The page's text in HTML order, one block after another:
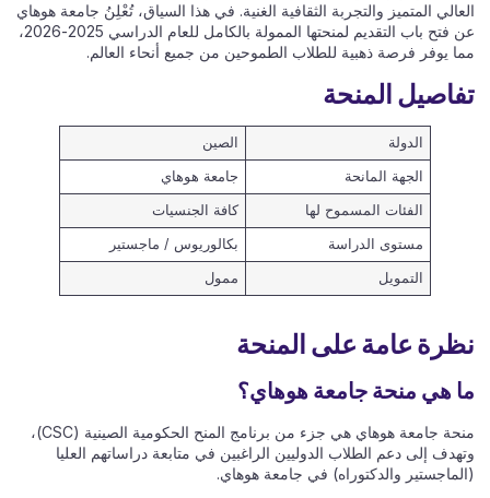
العالي المتميز والتجربة الثقافية الغنية. في هذا السياق، تُعْلِنُ جامعة هوهاي
عن فتح باب التقديم لمنحتها الممولة بالكامل للعام الدراسي 2025-2026،
مما يوفر فرصة ذهبية للطلاب الطموحين من جميع أنحاء العالم.
تفاصيل المنحة
الدولة الصين
الجهة المانحة جامعة هوهاي
الفئات المسموح لها كافة الجنسيات
مستوى الدراسة بكالوريوس / ماجستير
التمويل ممول
نظرة عامة على المنحة
ما هي منحة جامعة هوهاي؟
منحة جامعة هوهاي هي جزء من برنامج المنح الحكومية الصينية (CSC)،
وتهدف إلى دعم الطلاب الدوليين الراغبين في متابعة دراساتهم العليا
(الماجستير والدكتوراه) في جامعة هوهاي.